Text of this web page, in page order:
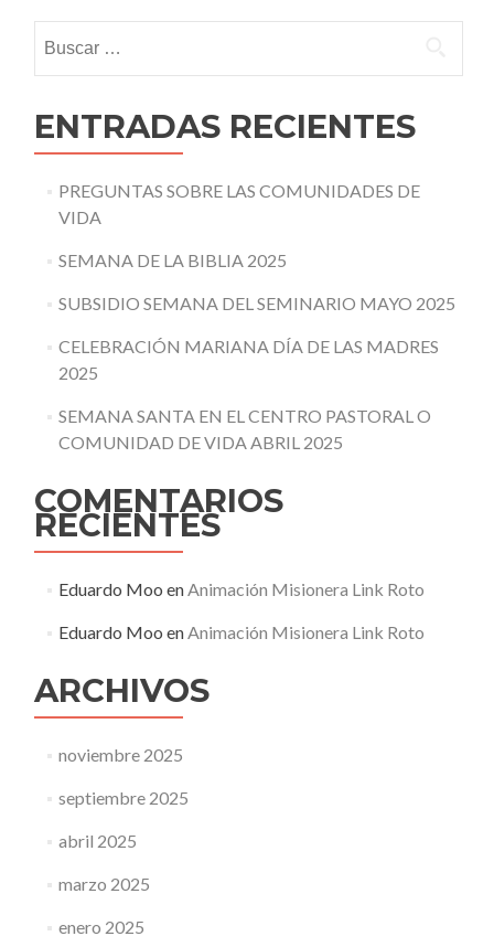
ENTRADAS RECIENTES
PREGUNTAS SOBRE LAS COMUNIDADES DE
VIDA
SEMANA DE LA BIBLIA 2025
SUBSIDIO SEMANA DEL SEMINARIO MAYO 2025
CELEBRACIÓN MARIANA DÍA DE LAS MADRES
2025
SEMANA SANTA EN EL CENTRO PASTORAL O
COMUNIDAD DE VIDA ABRIL 2025
COMENTARIOS
RECIENTES
Eduardo Moo enAnimación Misionera Link Roto
Eduardo Moo enAnimación Misionera Link Roto
ARCHIVOS
noviembre 2025
septiembre 2025
abril 2025
marzo 2025
enero 2025